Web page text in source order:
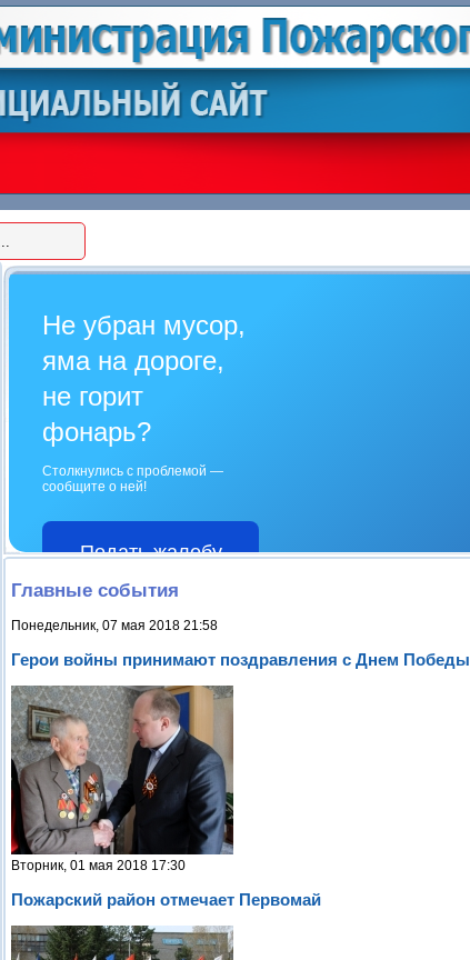
Не убран мусор,
яма на дороге,
не горит
фонарь?
Столкнулись с проблемой —
сообщите о ней!
Подать жалобу
Главные события
Понедельник, 07 мая 2018 21:58
Герои войны принимают поздравления с Днем Победы
Вторник, 01 мая 2018 17:30
Пожарский район отмечает Первомай